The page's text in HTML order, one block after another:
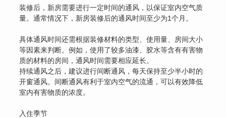
装修后，新房需要进行一定时间的通风，以保证室内空气质
量。通常情况下，新房装修后的通风时间至少为1个月。
具体通风时间还需根据装修材料的类型、使用量、房间大小
等因素来判断。例如，使用了较多油漆、胶水等含有有害物
质的材料的房间，通风时间需要相应延长。
持续通风之后，建议进行间断通风，每天保持至少半小时的
开窗通风。间断通风有利于室内空气的流通，可以有效降低
室内有害物质的浓度。
入住季节